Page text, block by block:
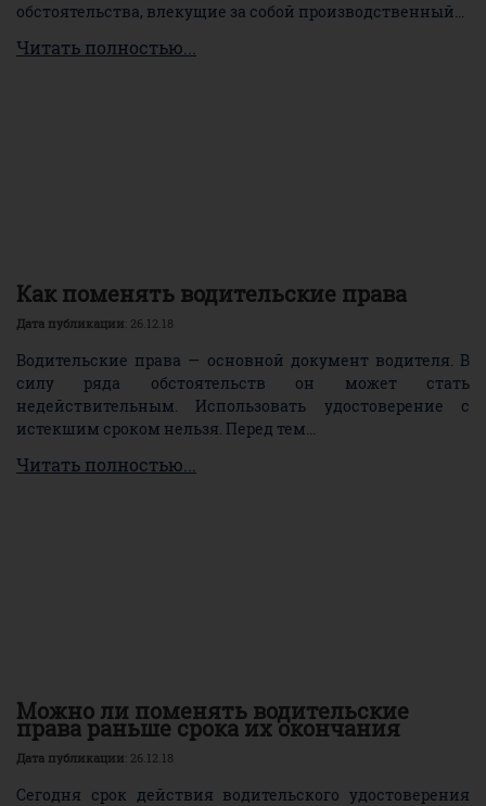
обстоятельства, влекущие за собой производственный...
Читать полностью...
Как поменять водительские права
Дата публикации: 26.12.18
Водительские права — основной документ водителя. В
силу ряда обстоятельств он может стать
недействительным. Использовать удостоверение с
истекшим сроком нельзя. Перед тем...
Читать полностью...
Можно ли поменять водительские
права раньше срока их окончания
Дата публикации: 26.12.18
Сегодня срок действия водительского удостоверения